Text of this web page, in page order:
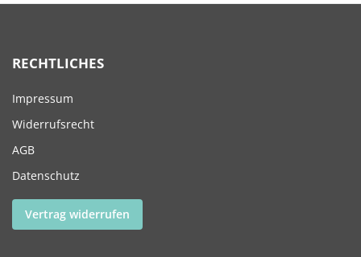
RECHTLICHES
Impressum
Widerrufsrecht
AGB
Datenschutz
Vertrag widerrufen